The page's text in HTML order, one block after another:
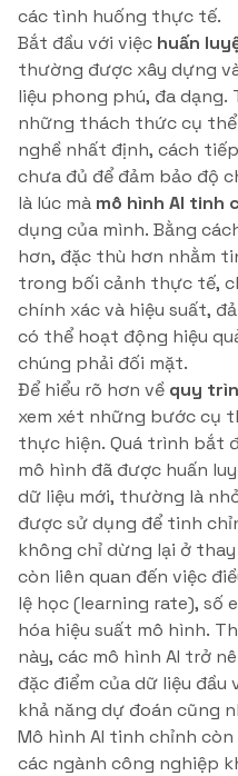
các tình huống thực tế.
Bắt đầu với việc huấn
thường được xây dựng
liệu phong phú, đa dạng.
những thách thức cụ
nghề nhất định, cách
chưa đủ để đảm bảo độ
là lúc mà mô hình AI tinh
dụng của mình. Bằng
hơn, đặc thù hơn nhằm
trong bối cảnh thực tế,
chính xác và hiệu suất,
có thể hoạt động hiệu
chúng phải đối mặt.
Để hiểu rõ hơn về quy
xem xét những bước cụ
thực hiện. Quá trình bắt
mô hình đã được huấn
dữ liệu mới, thường là
được sử dụng để tinh
không chỉ dừng lại ở
còn liên quan đến việc
lệ học (learning rate), số
hóa hiệu suất mô hình.
này, các mô hình AI trở
đặc điểm của dữ liệu
khả năng dự đoán cũng
Mô hình AI tinh chỉnh
các ngành công nghiệp